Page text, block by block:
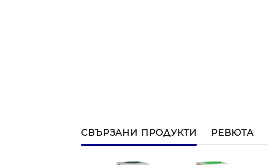
СВЪРЗАНИ ПРОДУКТИ РЕВЮТА